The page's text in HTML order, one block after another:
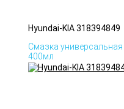
Hyundai-KIA 318394849
Смазка
400мл